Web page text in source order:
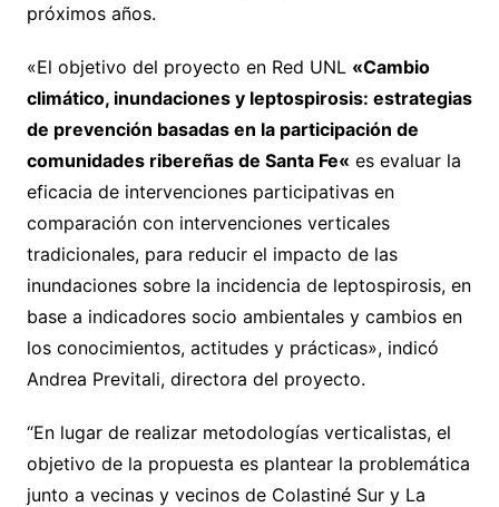
próximos años.
«El objetivo del proyecto en Red UNL «Cambio
climático, inundaciones y leptospirosis: estrategias
de prevención basadas en la participación de
comunidades ribereñas de Santa Fe« es evaluar la
eficacia de intervenciones participativas en
comparación con intervenciones verticales
tradicionales, para reducir el impacto de las
inundaciones sobre la incidencia de leptospirosis, en
base a indicadores socio ambientales y cambios en
los conocimientos, actitudes y prácticas», indicó
Andrea Previtali, directora del proyecto.
“En lugar de realizar metodologías verticalistas, el
objetivo de la propuesta es plantear la problemática
junto a vecinas y vecinos de Colastiné Sur y La